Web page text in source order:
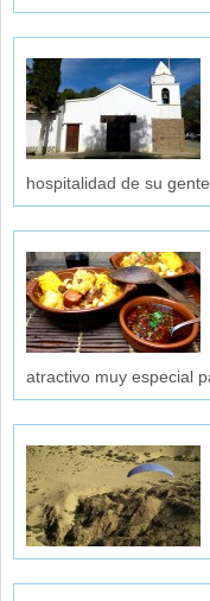
hospitalidad de su
atractivo muy especial